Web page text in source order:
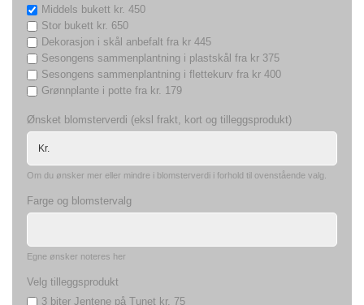
Middels bukett kr. 450
Stor bukett kr. 650
Dekorasjon i skål anbefalt fra kr 445
Sesongens sammenplantning i plastskål fra kr 375
Sesongens sammenplantning i flettekurv fra kr 400
Grønnplante i potte fra kr. 179
Ønsket blomsterverdi (eksl frakt, kort og tilleggsprodukt)
Om du ønsker mer eller mindre i blomsterverdi i forhold til ovenstående valg.
Farge og blomstervalg
Egne ønsker noteres her
Velg tilleggsprodukt
3 biter Jentene på Tunet kr. 75